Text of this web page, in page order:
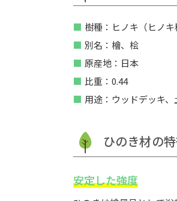
樹種：ヒノキ（ヒノキ
別名：檜、桧
原産地：日本
比重：0.44
用途：ウッドデッキ
ひのき材の
安定した強度